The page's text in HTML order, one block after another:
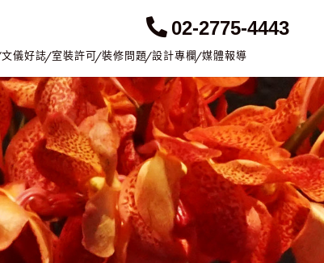
02-2775-4443
文儀好誌 室裝許可 裝修問題 設計專欄 媒體報導